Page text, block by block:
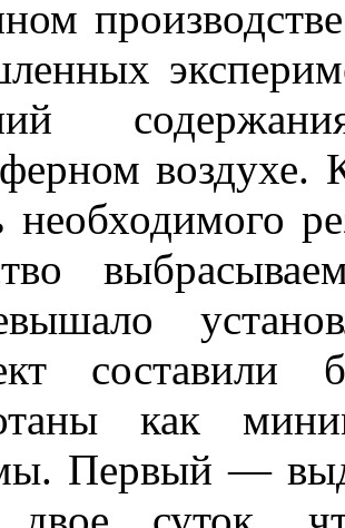
воздухе.
необходимого
составили
как
Первый —